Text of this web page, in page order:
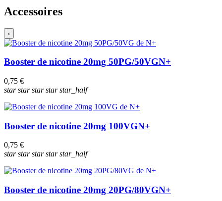
Accessoires
‹
Booster de nicotine 20mg 50PG/50VGN+
0,75 €
starstarstarstarstar_half
Booster de nicotine 20mg 100VGN+
0,75 €
starstarstarstarstar_half
Booster de nicotine 20mg 20PG/80VGN+